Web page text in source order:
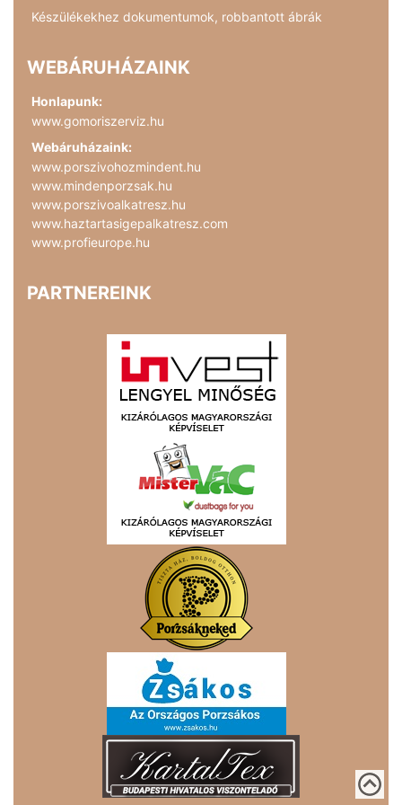
Készülékekhez dokumentumok, robbantott ábrák
WEBÁRUHÁZAINK
Honlapunk:
www.gomoriszerviz.hu
Webáruházaink:
www.porszivohozmindent.hu
www.mindenporzsak.hu
www.porszivoalkatresz.hu
www.haztartasigepalkatresz.com
www.profieurope.hu
PARTNEREINK